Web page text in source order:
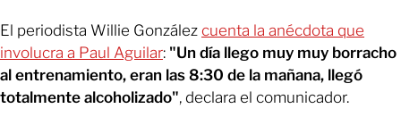
El periodista Willie González cuenta la anécdota que
involucra a Paul Aguilar: "Un día llego muy muy borracho
al entrenamiento, eran las 8:30 de la mañana, llegó
totalmente alcoholizado", declara el comunicador.